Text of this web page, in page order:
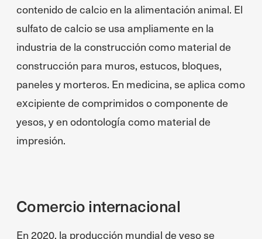
contenido de calcio en la alimentación animal. El
sulfato de calcio se usa ampliamente en la
industria de la construcción como material de
construcción para muros, estucos, bloques,
paneles y morteros. En medicina, se aplica como
excipiente de comprimidos o componente de
yesos, y en odontología como material de
impresión.
Comercio internacional
En 2020, la producción mundial de yeso se